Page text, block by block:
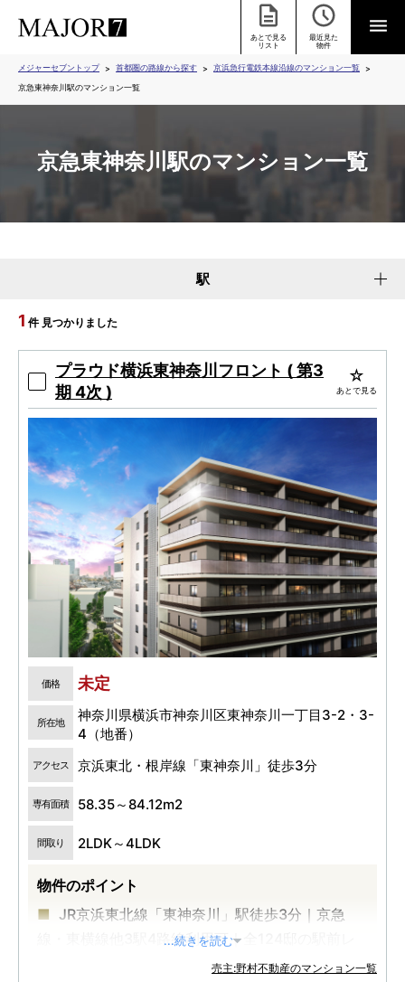
あとで見る
リスト
最近見た
物件
メジャーセブントップ 首都圏の路線から探す
京浜急行電鉄本線沿線のマンション一覧
京急東神奈川駅のマンション一覧
京急東神奈川駅のマンション一覧
駅
1 件 見つかりました
プラウド横浜東神奈川フロント ( 第3
期 4次 )
あとで見る
価格 未定
所在地
神奈川県横浜市神奈川区東神奈川一丁目3-2・3-
4（地番）
アクセス 京浜東北・根岸線「東神奈川」徒歩3分
専有面積 58.35～84.12m2
間取り 2LDK～4LDK
物件のポイント
JR京浜東北線「東神奈川」駅徒歩3分｜京急
線・東横線他3駅4路線利用可｜全124邸の駅前レ
...続きを読む
売主:野村不動産のマンション一覧